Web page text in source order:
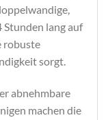
lang auf
robuste
sorgt.
abnehmbare
machen die